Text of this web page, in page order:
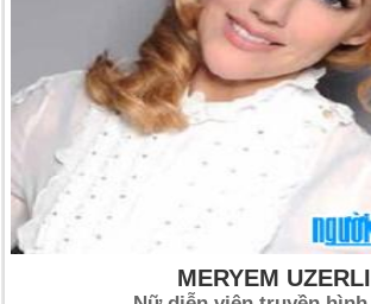
MERYEM UZERLI